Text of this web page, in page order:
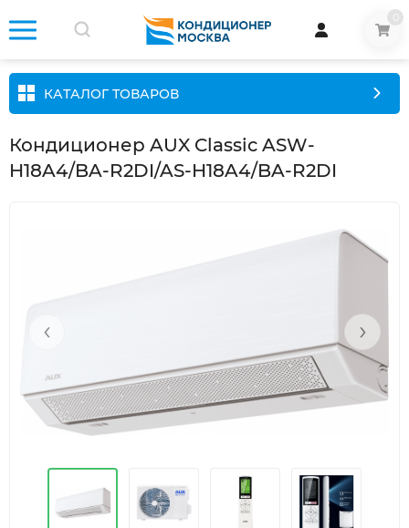
КАТАЛОГ ТОВАРОВ
Кондиционер AUX Classic ASW-
H18A4/BA-R2DI/AS-H18A4/BA-R2DI
‹ ›